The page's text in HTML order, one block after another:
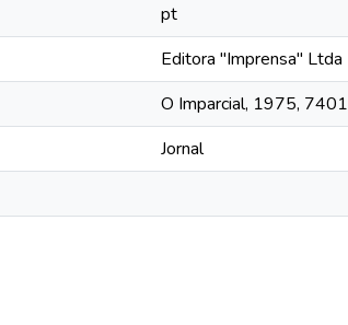
pt
Editora "Imprensa" Ltda
O Imparcial, 1975, 7401
Jornal